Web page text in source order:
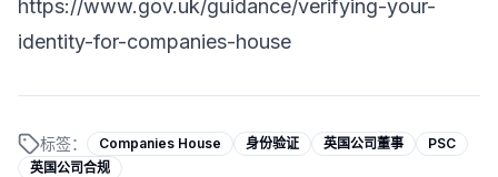
https://www.gov.uk/guidance/verifying-your-
identity-for-companies-house
标签： Companies House 身份验证 英国公司董事
PSC
英国公司合规